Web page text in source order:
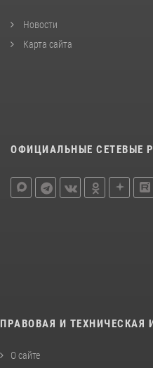
Новости
Карта сайта
ОФИЦИАЛЬНЫЕ СЕТЕВЫЕ
ПРАВОВАЯ И ТЕХНИЧЕСКАЯ
О сайте